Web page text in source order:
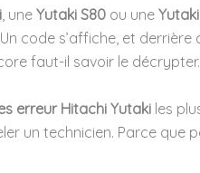
, une Yutaki S80 ou une
code s’affiche, et derrière
faut-il savoir le décrypter.
erreur Hitachi Yutaki les
un technicien. Parce que